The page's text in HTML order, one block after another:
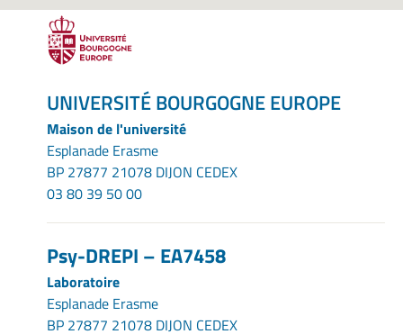
UNIVERSITÉ BOURGOGNE EUROPE
Maison de l'université
Esplanade Erasme
BP 27877 21078 DIJON CEDEX
03 80 39 50 00
Psy-DREPI – EA7458
Laboratoire
Esplanade Erasme
BP 27877 21078 DIJON CEDEX